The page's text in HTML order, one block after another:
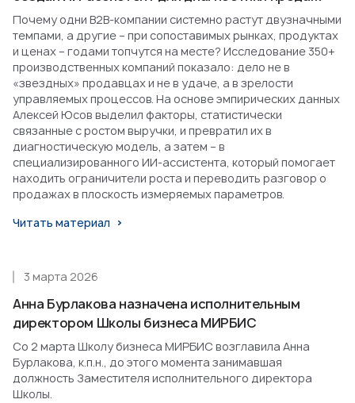
Почему одни B2B-компании системно растут двузначными
темпами, а другие – при сопоставимых рынках, продуктах
и ценах – годами топчутся на месте? Исследование 350+
производственных компаний показало: дело не в
«звездных» продавцах и не в удаче, а в зрелости
управляемых процессов. На основе эмпирических данных
Алексей Юсов выделил факторы, статистически
связанные с ростом выручки, и превратил их в
диагностическую модель, а затем – в
специализированного ИИ-ассистента, который помогает
находить ограничители роста и переводить разговор о
продажах в плоскость измеряемых параметров.
Читать материал
Анна Бурлакова назначена исполнительным
директором Школы бизнеса МИРБИС
3 марта 2026
Со 2 марта Школу бизнеса МИРБИС возглавила Анна
Бурлакова, к.п.н., до этого момента занимавшая
должность Заместителя исполнительного директора
Школы.